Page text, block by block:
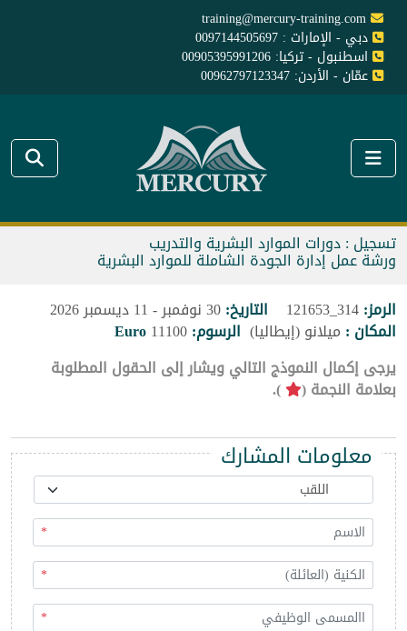
training@mercury-training.com
دبي - الإمارات : 0097144505697
اسطنبول - تركيا: 00905395991206
عمّان - الأردن: 00962797123347
تسجيل : دورات الموارد البشرية والتدريب
ورشة عمل إدارة الجودة الشاملة للموارد البشرية
الرمز:
التاريخ:
المكان : ميلانو (إيطاليا) الرسوم:11100
Euro
يرجى إكمال النموذج التالي ويشار إلى الحقول المطلوبة
بعلامة النجمة ( ).
معلومات المشارك
*
*
*